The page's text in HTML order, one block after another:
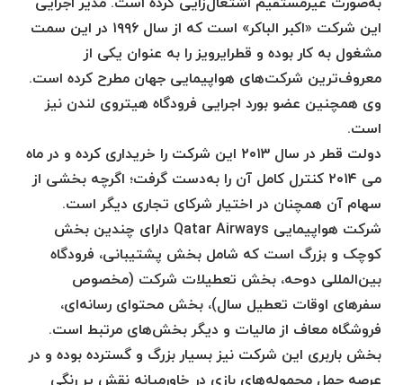
این شرکت «اکبر الباکر» است که از سال ۱۹۹۶ در این سمت
مشغول به کار بوده و قطرایرویز را به عنوان یکی از
معروف‌ترین شرکت‌های هواپیمایی جهان مطرح کرده است.
وی همچنین عضو بورد اجرایی فرودگاه هیتروی لندن نیز
است.
دولت قطر در سال ۲۰۱۳ این شرکت را خریداری کرده و در ماه
می ۲۰۱۴ کنترل کامل آن را به‌دست گرفت؛ اگرچه بخشی از
سهام آن همچنان در اختیار شرکای تجاری دیگر است.
شرکت هواپیمایی Qatar Airways دارای چندین بخش
کوچک و بزرگ است که شامل بخش پشتیبانی، فرودگاه
بین‌المللی دوحه، بخش تعطیلات شرکت (مخصوص
سفرهای اوقات تعطیل سال)، بخش محتوای رسانه‌ای،
فروشگاه معاف از مالیات و دیگر بخش‌های مرتبط است.
بخش باربری این شرکت نیز بسیار بزرگ و گسترده بوده و در
عرصه حمل محموله‌های بازی در خاورمیانه نقش پر رنگی